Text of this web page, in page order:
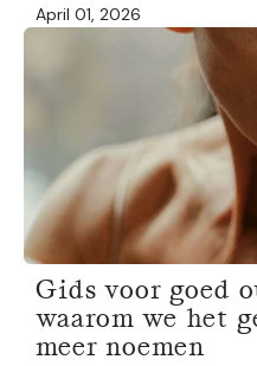
April 01, 2026
Gids voor goed
waarom we het
meer noemen